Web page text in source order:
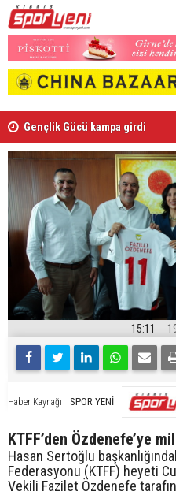
Gençlik Gücü kampa girdi
15:11
Haber Kaynağı SPOR YENİ
KTFF’den Özdenefe’ye
Hasan Sertoğlu
Federasyonu (KTFF) heyeti
Vekili Fazilet Özdenefe